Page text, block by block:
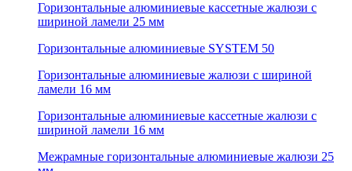
Горизонтальные алюминиевые кассетные жалюзи с
шириной ламели 25 мм
Горизонтальные алюминиевые SYSTEM 50
Горизонтальные алюминиевые жалюзи с шириной
ламели 16 мм
Горизонтальные алюминиевые кассетные жалюзи с
шириной ламели 16 мм
Межрамные горизонтальные алюминиевые жалюзи 25